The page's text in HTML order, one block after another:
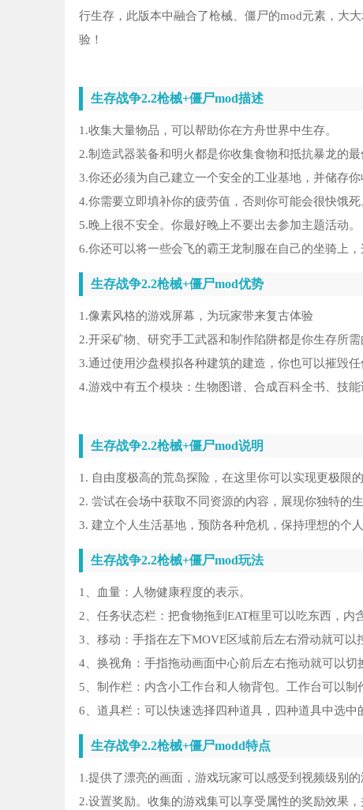
行生存，此版本中融合了枪械、僵尸的mod元素，大
验！
生存战争2.2枪械+僵尸mod描述
1.收集大量物品，可以帮助你在方舟世界中生存。
2.制造武器装备和明火都是你收集食物和抵抗暴龙的最
3.你还必须为自己建立一个安全的工业基地，并储存你
4.你需要立即填补你的疲劳值，否则你可能会很快饿死
5.晚上很不安全。你最好晚上不要出去参加主题活动。
6.你还可以将一些会飞的霸王龙制服在自己的坐骑上，
生存战争2.2枪械+僵尸mod优势
1.像素风格的游戏屏幕，为玩家带来复古体验
2.开采矿物、研究手工武器和制作陷阱都是你生存所
3.通过使用沙盘模拟各种建筑的建造，你也可以摧毁
4.游戏中有五个模块：生物图谱、合成百科全书、技
生存战争2.2枪械+僵尸mod说明
1. 自由度极高的荒岛探险，在这里你可以实现更极限
2. 尝试在会场中获取不同资源的内容，展现你独特的
3. 建立个人生活基地，预防各种危机，保持理想的个人
生存战争2.2枪械+僵尸mod玩法
1、血量：人物健康程度的表示。
2、任务状态栏：把食物拖到EAT框里可以吃东西，内
3、移动：手指在左下MOVE区域前后左右滑动就可以
4、换视角：手指拖动画面中心前后左右拖动就可以切
5、制作栏：内含小工作台和人物背包。工作台可以制
6、道具栏：可以快速选择四种道具，四种道具中选中
生存战争2.2枪械+僵尸modd特点
1.提供了漂亮的画面，游戏玩家可以感受到视频级别
2.设置奖励。收集的游戏集可以享受属性的奖励效果
3 特殊
7 汤姆
8 甜瓜